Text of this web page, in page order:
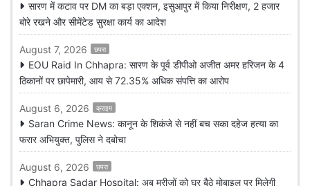
सारण में कटाव पर DM का बड़ा एक्शन, इसुआपुर में किया निरीक्षण, 2 हजार
बोरे रखने और सीमेंटेड सुरक्षा कार्य का आदेश
August 7, 2026 छपरा
EOU Raid In Chhapra: सारण के पूर्व डीपीओ अजीत अमर हरिजन के 4
ठिकानों पर छापेमारी, आय से 72.35% अधिक संपत्ति का आरोप
August 6, 2026 क्राइम
Saran Crime News: कानून के शिकंजे से नहीं बच सका दहेज हत्या का
फरार अभियुक्त, पुलिस ने दबोचा
August 6, 2026 छपरा
Chhapra Sadar Hospital: अब मरीजों को घर बैठे मोबाइल पर मिलेगी